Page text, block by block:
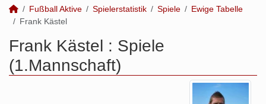
Fußball Aktive Spielerstatistik Spiele
Ewige Tabelle
Frank Kästel
Frank Kästel : Spiele
(1.Mannschaft)